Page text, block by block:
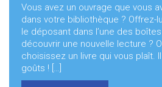
Vous avez un ouvrage que vous
dans votre bibliothèque ? Offrez-
le déposant dans l’une des
découvrir une nouvelle lecture ?
choisissez un livre qui vous plaît.
goûts ! […]